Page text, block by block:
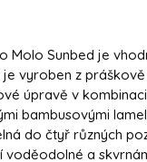
Molo Sunbed je
je vyroben z
úpravě v
bambusovými
do čtyř různých
voděodolné a